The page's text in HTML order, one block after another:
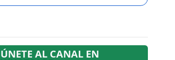
ÚNETE AL CANAL EN